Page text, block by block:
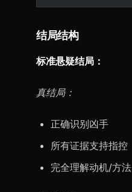
结局结构
标准悬疑结局：
真结局：
正确识别凶手
所有证据支持指控
完全理解动机/方法